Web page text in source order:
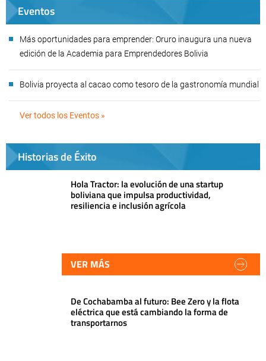
Eventos
Más oportunidades para emprender: Oruro inaugura una nueva
edición de la Academia para Emprendedores Bolivia
Bolivia proyecta al cacao como tesoro de la gastronomía mundial
Ver todos los Eventos »
Historias de Éxito
Hola Tractor: la evolución de una startup
boliviana que impulsa productividad,
resiliencia e inclusión agrícola
VER MÁS
De Cochabamba al futuro: Bee Zero y la flota
eléctrica que está cambiando la forma de
transportarnos